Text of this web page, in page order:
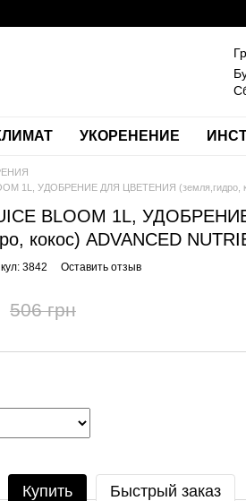
УКОРЕНЕНИЕ
1L, УДОБРЕНИЕ ДЛЯ ЦВЕТЕНИЯ (земля,гидро,
BLOOM 1L,
кокос) ADVANCED
3842 Оставить отзыв
506 грн
Купить Быстрый заказ